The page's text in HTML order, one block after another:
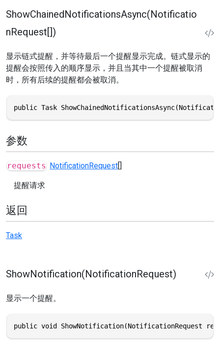
ShowChainedNotificationsAsync(Notificatio
nRequest[])
显示链式提醒，并等待最后一个提醒显示完成。链式显示的
提醒会按照传入的顺序显示，并且当其中一个提醒被取消
时，所有后续的提醒都会被取消。
public Task
参数
requests NotificationRequest[]
提醒请求
返回
Task
ShowNotification(NotificationRequest)
显示一个提醒。
public void ShowNotification(NotificationRequest